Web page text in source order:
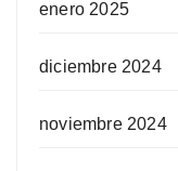
enero 2025
diciembre 2024
noviembre 2024